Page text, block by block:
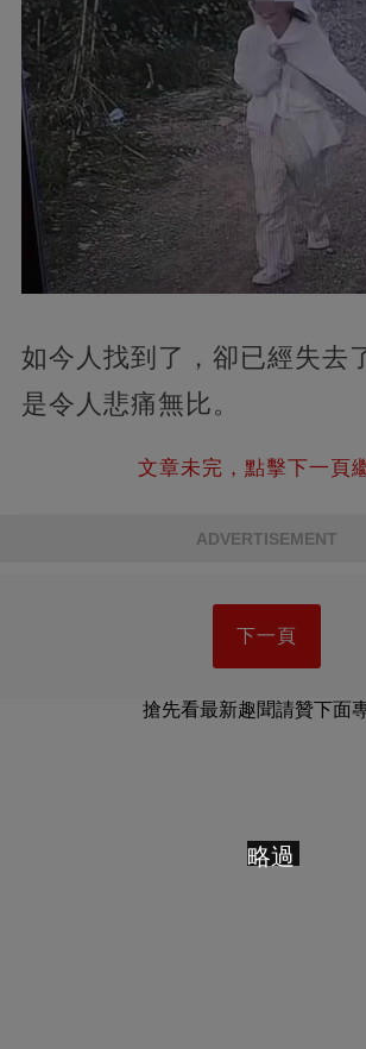
如今人找到了，卻已經失去
是令人悲痛無比。
文章未完，點擊下一頁
ADVERTISEMENT
下一頁
搶先看最新趣聞請贊下面
略過